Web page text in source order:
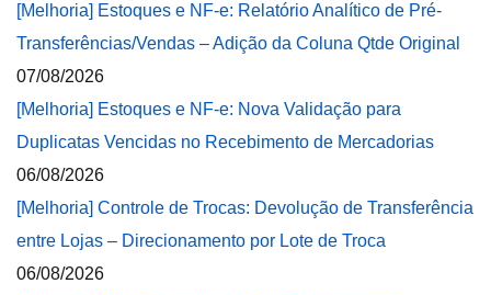
[Melhoria] Estoques e NF-e: Relatório Analítico de Pré-
Transferências/Vendas – Adição da Coluna Qtde Original
07/08/2026
[Melhoria] Estoques e NF-e: Nova Validação para
Duplicatas Vencidas no Recebimento de Mercadorias
06/08/2026
[Melhoria] Controle de Trocas: Devolução de Transferência
entre Lojas – Direcionamento por Lote de Troca
06/08/2026